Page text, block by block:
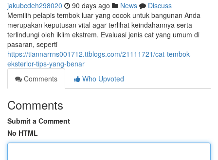
jakubcdeh298020 90 days ago News
Discuss
Memilih pelapis tembok luar yang cocok untuk bangunan Anda
merupakan keputusan vital agar terlihat keindahannya serta
terlindungi oleh iklim ekstrem. Evaluasi jenis cat yang umum di
pasaran, seperti
https://tiannarrns001712.ttblogs.com/21111721/cat-tembok-
eksterior-tips-yang-benar
Comments
Who Upvoted
Comments
Submit a Comment
No HTML